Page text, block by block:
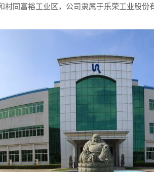
同富裕工业区，公司隶属于乐荣工业股